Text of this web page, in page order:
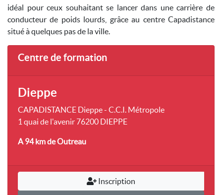
idéal pour ceux souhaitant se lancer dans une carrière de
conducteur de poids lourds, grâce au centre Capadistance
situé à quelques pas de la ville.
Centre de formation
Dieppe
CAPADISTANCE Dieppe - C.C.I. Métropole
1 quai de l'avenir 76200 DIEPPE
A 94 kmde Outreau
Inscription